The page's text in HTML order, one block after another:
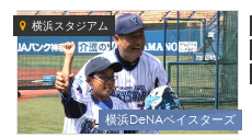
横浜スタジアム
横浜DeNAベイスターズ